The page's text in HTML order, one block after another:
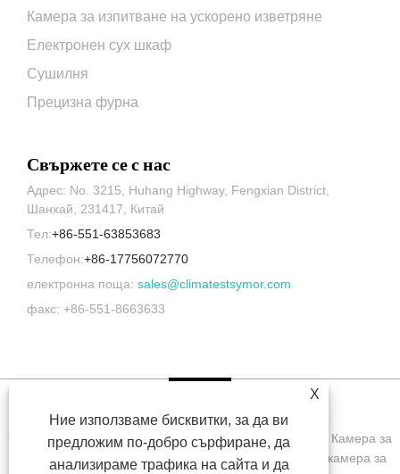
Камера за изпитване на ускорено изветряне
Електронен сух шкаф
Сушилня
Прецизна фурна
Свържете се с нас
Адрес: No. 3215, Huhang Highway, Fengxian District,
Шанхай, 231417, Китай
Тел:+86-551-63853683
Телефон:+86-17756072770
електронна поща: sales@climatestsymor.com
факс: +86-551-8663633
Copyright © 2022 Symor Instrument Equipment Co., Ltd. Камера за
изпитване на околната среда, електронен сух шкаф, камера за
X
Ние използваме бисквитки, за да ви
предложим по-добро сърфиране, да
анализираме трафика на сайта и да